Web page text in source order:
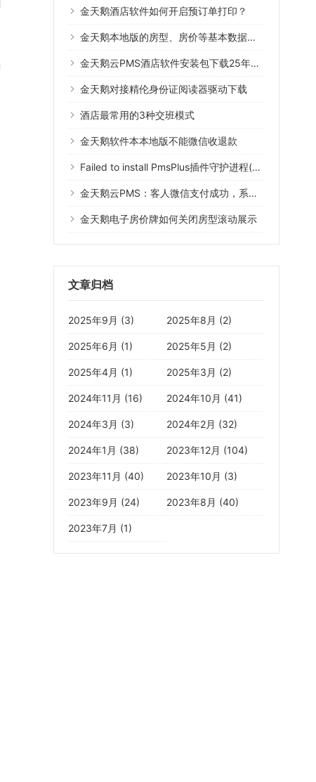
金天鹅酒店软件如何开启预订单打印？
金天鹅本地版的房型、房价等基本数据可以导入云版系统用吗？
金天鹅云PMS酒店软件安装包下载25年8月31日
金天鹅对接精伦身份证阅读器驱动下载
酒店最常用的3种交班模式
金天鹅软件本本地版不能微信收退款
Failed to install PmsPlus插件守护进程(Error 1073)什么意思？
金天鹅云PMS：客人微信支付成功，系统没有记录
金天鹅电子房价牌如何关闭房型滚动展示
文章归档
2025年9月 (3) 2025年8月 (2)
2025年6月 (1) 2025年5月 (2)
2025年4月 (1) 2025年3月 (2)
2024年11月 (16) 2024年10月 (41)
2024年3月 (3) 2024年2月 (32)
2024年1月 (38) 2023年12月 (104)
2023年11月 (40) 2023年10月 (3)
2023年9月 (24) 2023年8月 (40)
2023年7月 (1)